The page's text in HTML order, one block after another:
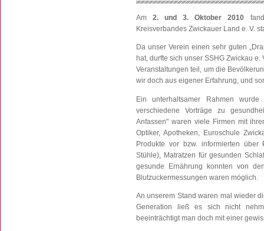
Am2. und 3. Oktober 2010
Kreisverbandes Zwickauer Land e. V.
Da unser Verein einen sehr guten
hat, durfte sich unser SSHG Zwickau
Veranstaltungen teil, um die
wir doch aus eigener Erfahrung, und
Ein unterhaltsamer Rahmen
verschiedene Vorträge zu
Anfassen" waren viele Firmen mit
Optiker, Apotheken, Euroschule
Produkte vor bzw. informierten über
Stühle), Matratzen für gesunden
gesunde Ernährung konnten von
Blutzuckermessungen waren möglich.
An unserem Stand waren mal wieder
Generation ließ es sich nicht
beeinträchtigt man doch mit einer